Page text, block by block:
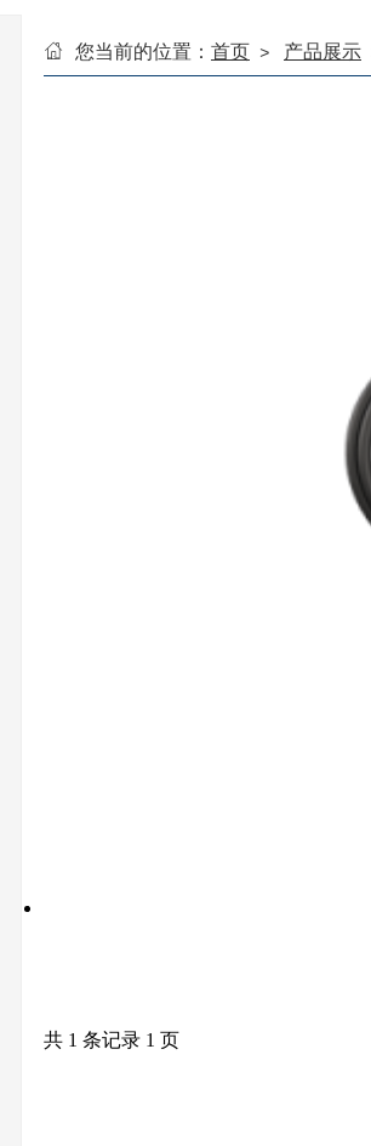
您当前的位置： 首页 > 产品展示
共 1 条记录 1 页